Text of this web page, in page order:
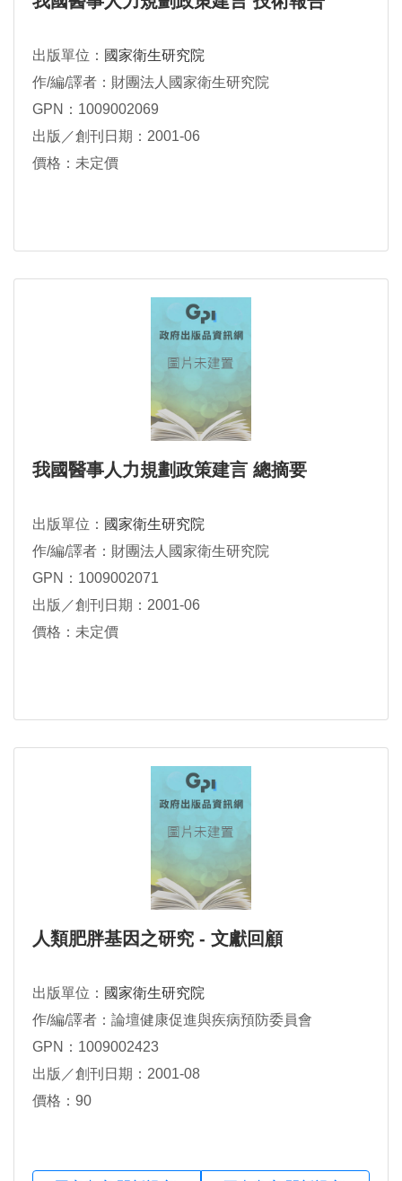
出版單位： 國家衛生研究院
作/編/譯者：財團法人國家衛生研究院
GPN：1009002069
出版／創刊日期：2001-06
價格：未定價
我國醫事人力規劃政策建言 總摘要
出版單位： 國家衛生研究院
作/編/譯者：財團法人國家衛生研究院
GPN：1009002071
出版／創刊日期：2001-06
價格：未定價
人類肥胖基因之研究 - 文獻回顧
出版單位： 國家衛生研究院
作/編/譯者：論壇健康促進與疾病預防委員會
GPN：1009002423
出版／創刊日期：2001-08
價格：90